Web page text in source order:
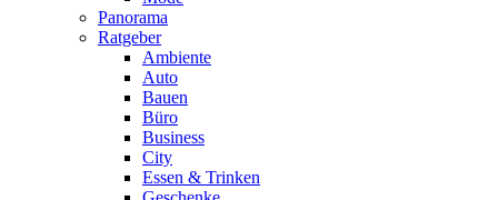
Panorama
Ratgeber
Ambiente
Auto
Bauen
Büro
Business
City
Essen & Trinken